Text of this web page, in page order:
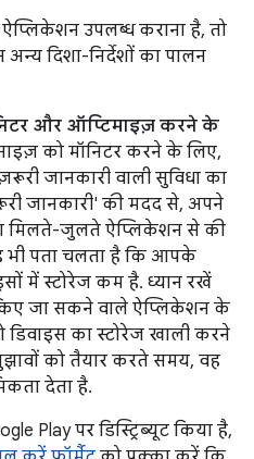
उपलब्ध कराना है, तो
दिशा-निर्देशों का पालन
और ऑप्टिमाइज़ करने के
को मॉनिटर करने के लिए,
जानकारी वाली सुविधा का
जानकारी' की मदद से, अपने
मिलते-जुलते ऐप्लिकेशन से की
भी पता चलता है कि आपके
में स्टोरेज कम है. ध्यान रखें
जा सकने वाले ऐप्लिकेशन के
का स्टोरेज खाली करने
को तैयार करते समय, वह
देता है.
Play पर डिस्ट्रिब्यूट किया है,